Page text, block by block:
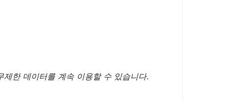
한 데이터를 계속 이용할 수 있습니다.